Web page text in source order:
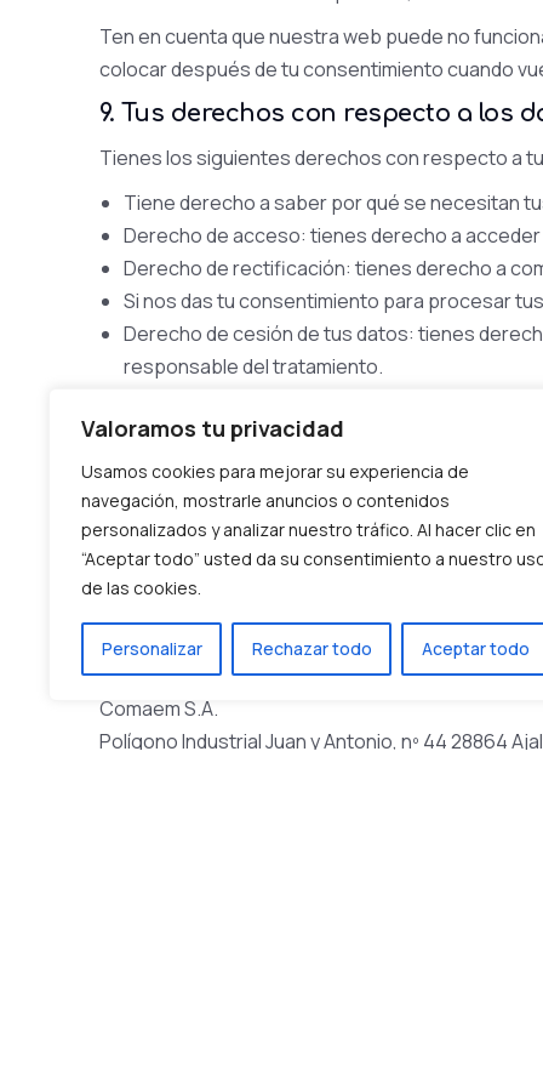
Valoramos tu privacidad
Usamos cookies para mejorar su experiencia de
navegación, mostrarle anuncios o contenidos
personalizados y analizar nuestro tráfico. Al hacer clic en
“Aceptar todo” usted da su consentimiento a nuestro
de las cookies.
Personalizar Rechazar todo Aceptar todo
Ten en cuenta que nuestra web puede no
colocar después de tu consentimiento cuando
9. Tus derechos con respecto a los
Tienes los siguientes derechos con respecto a
Tiene derecho a saber por qué se necesitan
Derecho de acceso: tienes derecho a
Derecho de rectificación: tienes derecho a
Si nos das tu consentimiento para procesar
Derecho de cesión de tus datos: tienes
responsable del tratamiento.
procesamiento.
Para ejercer estos derechos, por favor,
tienes alguna queja sobre cómo gestionamos
supervisora (la autoridad de protección de
10. Datos de contacto
Para preguntas y/o comentarios sobre nuestra
contacto:
Comaem S.A.
Polígono Industrial Juan y Antonio, nº 44 28864